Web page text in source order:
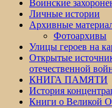
Воинские
Личные истории
Архивные
Фотоархивы
Улицы героев на
Открытые
отечественной
КНИГА ПАМЯТИ
История
Книги о Великой